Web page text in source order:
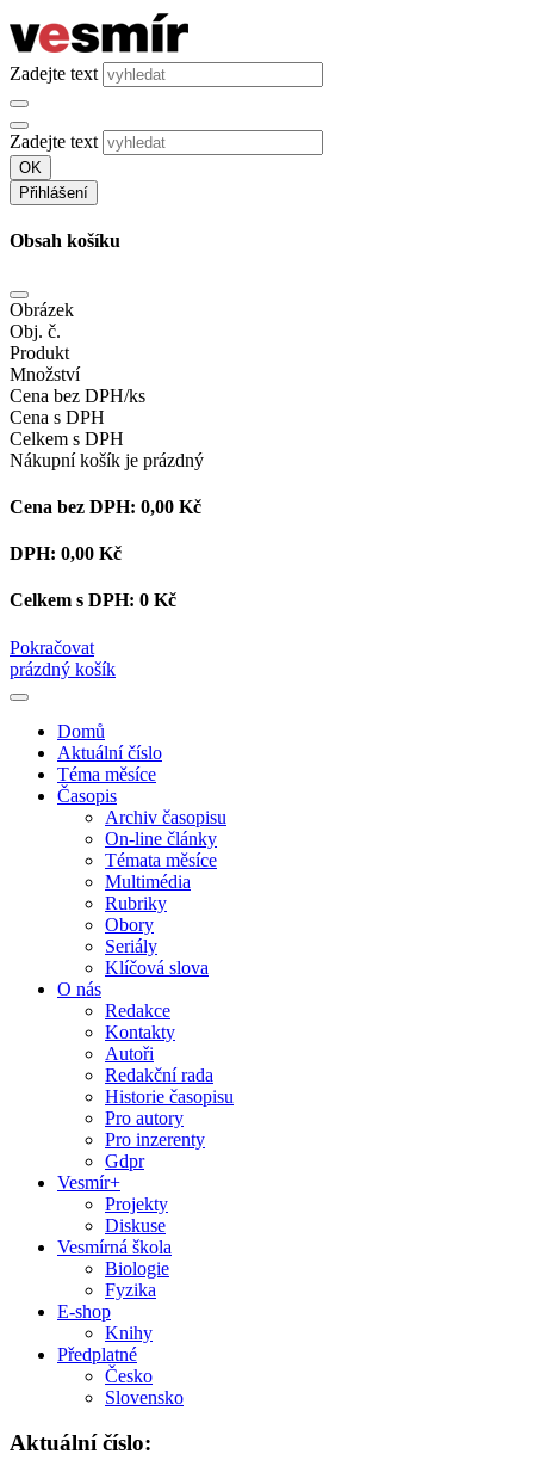
Zadejte text
Zadejte text
OK
Přihlášení
Obsah košíku
Obrázek
Obj. č.
Produkt
Množství
Cena bez DPH/ks
Cena s DPH
Celkem s DPH
Nákupní košík je prázdný
Cena bez DPH: 0,00 Kč
DPH: 0,00 Kč
Celkem s DPH: 0 Kč
Pokračovat
prázdný košík
Domů
Aktuální číslo
Téma měsíce
Časopis
Archiv časopisu
On-line články
Témata měsíce
Multimédia
Rubriky
Obory
Seriály
Klíčová slova
O nás
Redakce
Kontakty
Autoři
Redakční rada
Historie časopisu
Pro autory
Pro inzerenty
Gdpr
Vesmír+
Projekty
Diskuse
Vesmírná škola
Biologie
Fyzika
E-shop
Knihy
Předplatné
Česko
Slovensko
Aktuální číslo: